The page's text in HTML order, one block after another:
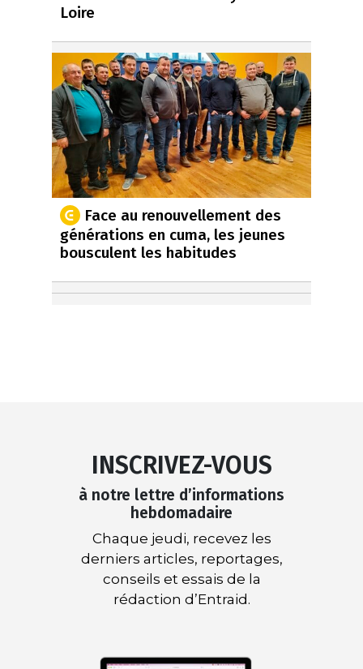
Loire
Face au renouvellement des
générations en cuma, les jeunes
bousculent les habitudes
INSCRIVEZ-VOUS
à notre lettre d’informations
hebdomadaire
Chaque jeudi, recevez les
derniers articles, reportages,
conseils et essais de la
rédaction d’Entraid.